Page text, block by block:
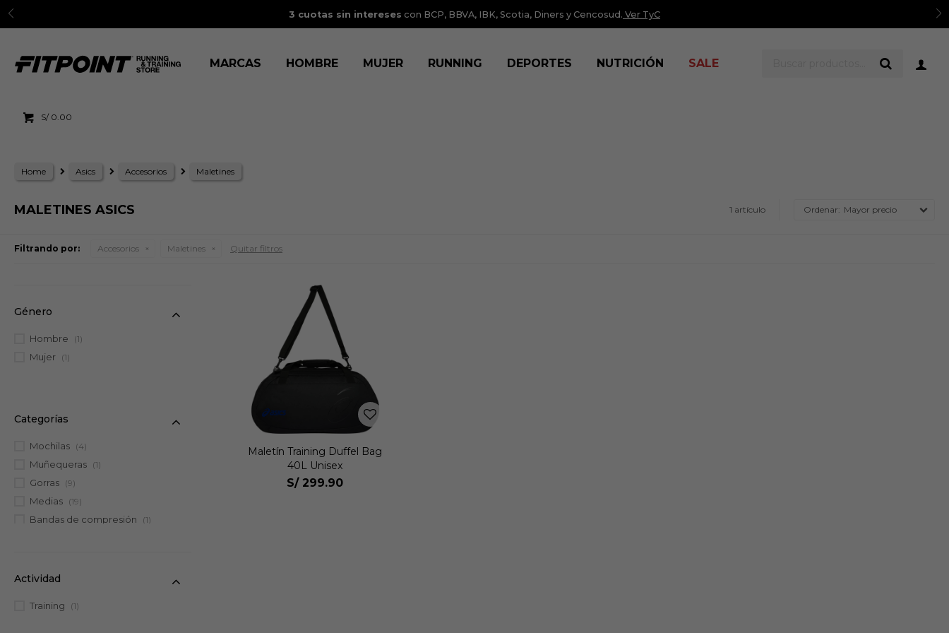
3 cuotas sin intereses con BCP, BBVA, IBK, Scotia, Diners y Cencosud. Ver TyC
MARCAS HOMBRE MUJER RUNNING DEPORTES NUTRICIÓN SALE
S/ 0.00
Home Asics Accesorios Maletines
MALETINES ASICS 1 artículo Mayor precio
Filtrando por: Accesorios Maletines Quitar filtros
Maletín Training Duffel Bag
40L Unisex
S/ 299.90
Categorías
Mochilas (4)
Muñequeras (1)
Gorras (9)
Medias (19)
Bandas de compresión (1)
Canguros
Género
Hombre (1)
Mujer (1)
Actividad
Training (1)